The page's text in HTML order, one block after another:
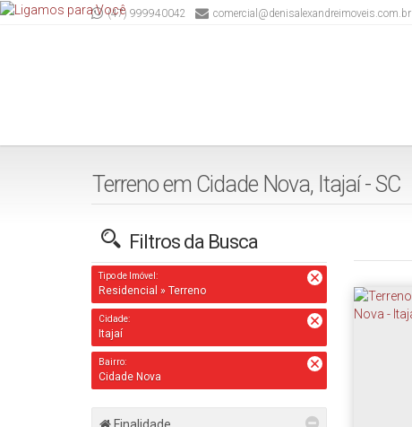
(47) 999940042 comercial@denisalexandreimoveis.com.br
Terreno em Cidade Nova, Itajaí - SC
Filtros da Busca
Tipo de Imóvel:
Residencial » Terreno
Cidade:
Itajaí
Bairro:
Cidade Nova